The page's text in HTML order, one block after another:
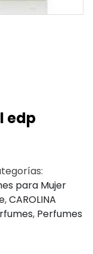
edp
para Mujer
,CAROLINA
, Perfumes